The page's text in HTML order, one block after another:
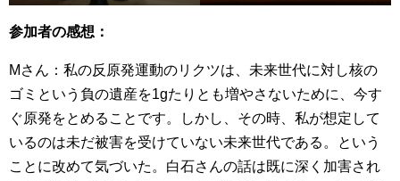
参加者の感想：
Mさん：私の反原発運動のリクツは、未来世代に対し核の
ゴミという負の遺産を1gたりとも増やさないために、今す
ぐ原発をとめることです。しかし、その時、私が想定して
いるのは未だ被害を受けていない未来世代である。という
ことに改めて気づいた。白石さんの話は既に深く加害され